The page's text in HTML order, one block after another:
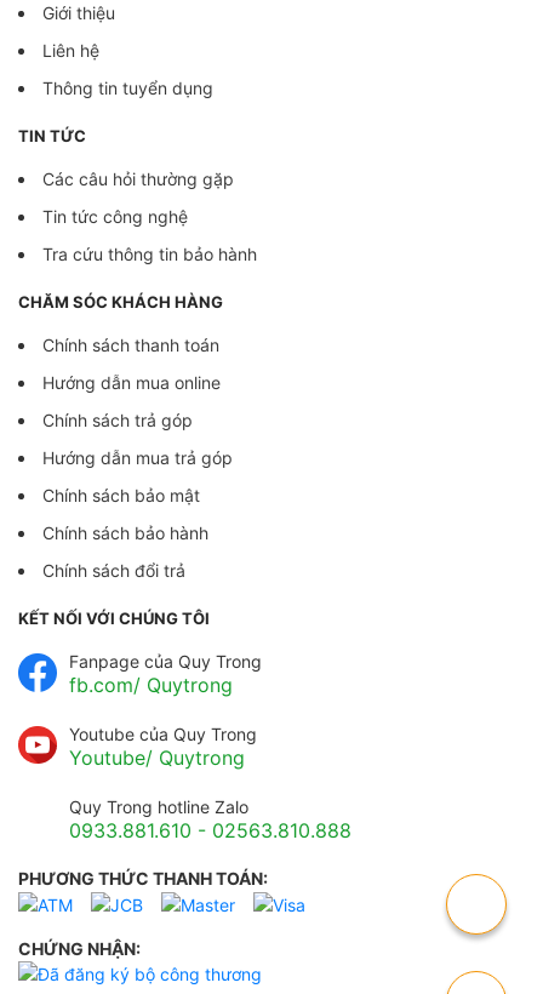
Giới thiệu
Liên hệ
Thông tin tuyển dụng
TIN TỨC
Các câu hỏi thường gặp
Tin tức công nghệ
Tra cứu thông tin bảo hành
CHĂM SÓC KHÁCH HÀNG
Chính sách thanh toán
Hướng dẫn mua online
Chính sách trả góp
Hướng dẫn mua trả góp
Chính sách bảo mật
Chính sách bảo hành
Chính sách đổi trả
KẾT NỐI VỚI CHÚNG TÔI
Fanpage của Quy Trong
fb.com/ Quytrong
Youtube của Quy Trong
Youtube/ Quytrong
Quy Trong hotline Zalo
0933.881.610 - 02563.810.888
PHƯƠNG THỨC THANH TOÁN:
CHỨNG NHẬN: